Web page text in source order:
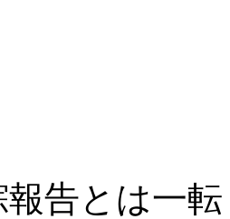
告とは一